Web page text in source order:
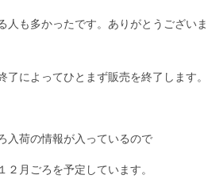
人も多かったです。ありがとうございま
によってひとまず販売を終了します。
入荷の情報が入っているので
月ごろを予定しています。